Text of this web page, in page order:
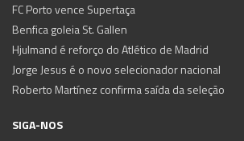
FC Porto vence Supertaça
Benfica goleia St. Gallen
Hjulmand é reforço do Atlético de Madrid
Jorge Jesus é o novo selecionador nacional
Roberto Martínez confirma saída da seleção
SIGA-NOS